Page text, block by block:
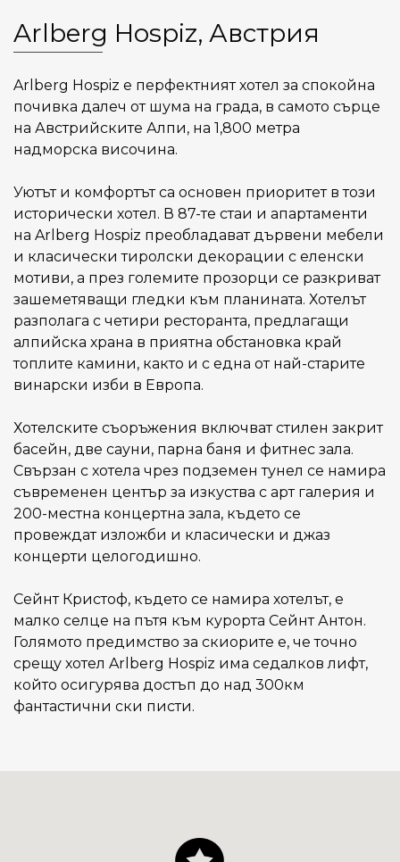
Arlberg Hospiz, Австрия
Arlberg Hospiz е перфектният хотел за спокойна
почивка далеч от шума на града, в самото сърце
на Австрийските Алпи, на 1,800 метра
надморска височина.
Уютът и комфортът са основен приоритет в този
исторически хотел. В 87-те стаи и апартаменти
на Arlberg Hospiz преобладават дървени мебели
и класически тиролски декорации с еленски
мотиви, а през големите прозорци се разкриват
зашеметяващи гледки към планината. Хотелът
разполага с четири ресторанта, предлагащи
алпийска храна в приятна обстановка край
топлите камини, както и с една от най-старите
винарски изби в Европа.
Хотелските съоръжения включват стилен закрит
басейн, две сауни, парна баня и фитнес зала.
Свързан с хотела чрез подземен тунел се намира
съвременен център за изкуства с арт галерия и
200-местна концертна зала, където се
провеждат изложби и класически и джаз
концерти целогодишно.
Сейнт Кристоф, където се намира хотелът, е
малко селце на пътя към курорта Сейнт Антон.
Голямото предимство за скиорите е, че точно
срещу хотел Arlberg Hospiz има седалков лифт,
който осигурява достъп до над 300км
фантастични ски писти.